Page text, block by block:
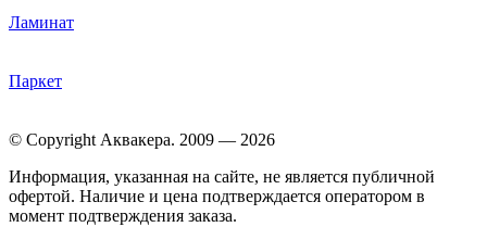
Ламинат
Паркет
© Copyright Аквакера. 2009 — 2026
Информация, указанная на сайте, не является публичной
офертой. Наличие и цена подтверждается оператором в
момент подтверждения заказа.